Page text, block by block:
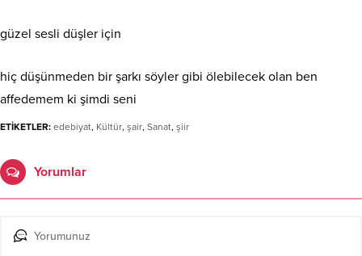
güzel sesli düşler için
hiç düşünmeden bir şarkı söyler gibi ölebilecek olan ben
affedemem ki şimdi seni
ETİKETLER: edebiyat, Kültür, şair, Sanat, şiir
Yorumlar